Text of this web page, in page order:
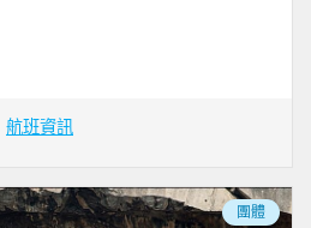
航班資訊
團體